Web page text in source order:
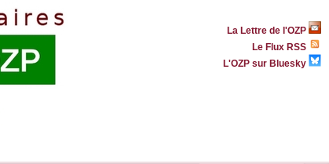
La Lettre de l'OZP
Le Flux RSS
L'OZP sur Bluesky